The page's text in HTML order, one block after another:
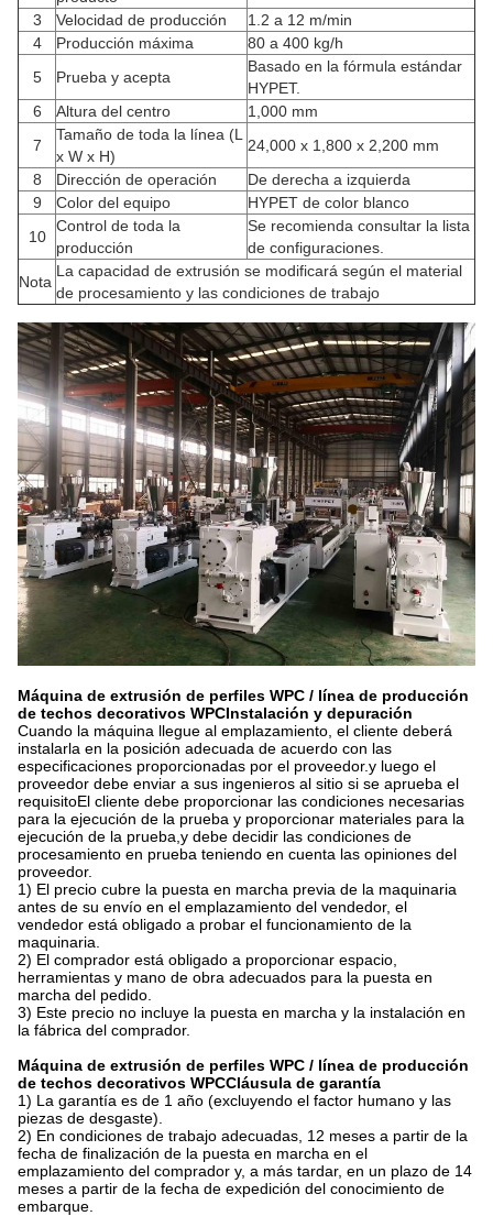
3
Velocidad de producción
1.2 a 12 m/min
4
Producción máxima
80 a 400 kg/h
5
Prueba y acepta
Basado en la fórmula estándar
HYPET.
6
Altura del centro
1,000 mm
7
Tamaño de toda la línea (L
x W x H)
24,000 x 1,800 x 2,200 mm
8
Dirección de operación
De derecha a izquierda
9
Color del equipo
HYPET de color blanco
10
Control de toda la
producción
Se recomienda consultar la lista
de configuraciones.
Nota
La capacidad de extrusión se modificará según el material
de procesamiento y las condiciones de trabajo
Máquina de extrusión de perfiles WPC / línea de producción
de techos decorativos WPCInstalación y depuración
Cuando la máquina llegue al emplazamiento, el cliente deberá
instalarla en la posición adecuada de acuerdo con las
especificaciones proporcionadas por el proveedor.y luego el
proveedor debe enviar a sus ingenieros al sitio si se aprueba el
requisitoEl cliente debe proporcionar las condiciones necesarias
para la ejecución de la prueba y proporcionar materiales para la
ejecución de la prueba,y debe decidir las condiciones de
procesamiento en prueba teniendo en cuenta las opiniones del
proveedor.
1) El precio cubre la puesta en marcha previa de la maquinaria
antes de su envío en el emplazamiento del vendedor, el
vendedor está obligado a probar el funcionamiento de la
maquinaria.
2) El comprador está obligado a proporcionar espacio,
herramientas y mano de obra adecuados para la puesta en
marcha del pedido.
3) Este precio no incluye la puesta en marcha y la instalación en
la fábrica del comprador.
Máquina de extrusión de perfiles WPC / línea de producción
de techos decorativos WPCCláusula de garantía
1) La garantía es de 1 año (excluyendo el factor humano y las
piezas de desgaste).
2) En condiciones de trabajo adecuadas, 12 meses a partir de la
fecha de finalización de la puesta en marcha en el
emplazamiento del comprador y, a más tardar, en un plazo de 14
meses a partir de la fecha de expedición del conocimiento de
embarque.